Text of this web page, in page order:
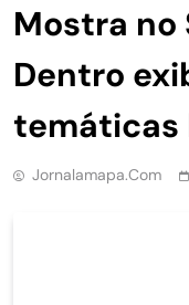
Mostra no
Dentro
temáticas
Jornalamapa.com